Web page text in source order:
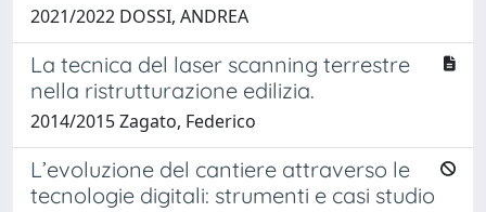
2021/2022 DOSSI, ANDREA
La tecnica del laser scanning terrestre
nella ristrutturazione edilizia.
2014/2015 Zagato, Federico
L’evoluzione del cantiere attraverso le
tecnologie digitali: strumenti e casi studio